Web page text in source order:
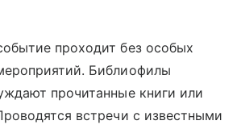
проходит без особых
Библиофилы
прочитанные книги или
встречи с известными